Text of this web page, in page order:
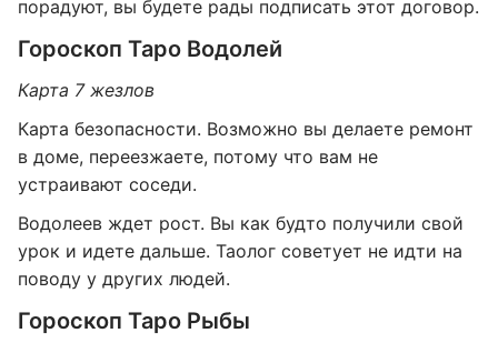
порадуют, вы будете рады подписать этот договор.
Гороскоп Таро Водолей
Карта 7 жезлов
Карта безопасности. Возможно вы делаете ремонт
в доме, переезжаете, потому что вам не
устраивают соседи.
Водолеев ждет рост. Вы как будто получили свой
урок и идете дальше. Таолог советует не идти на
поводу у других людей.
Гороскоп Таро Рыбы